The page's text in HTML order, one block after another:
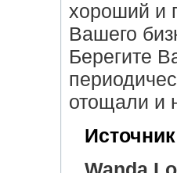
хороший и
Вашего
Берегите
отощали и